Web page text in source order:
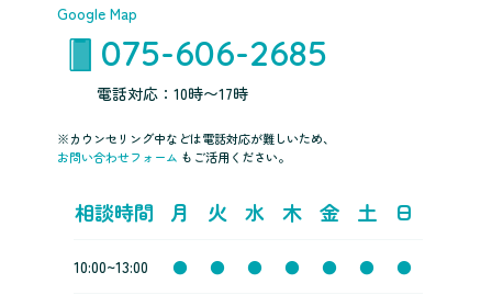
Google Map
075-606-2685
電話対応：10時〜17時
※カウンセリング中などは電話対応が難しいため、
お問い合わせフォーム もご活用ください。
相談時間 月 火 水 木 金 土 日
10:00~13:00 ● ● ● ● ● ● ●